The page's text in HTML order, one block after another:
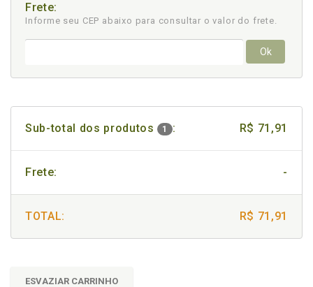
Frete:
Informe seu CEP abaixo para consultar o valor do frete.
Ok
Sub-total dos produtos 1 : R$ 71,91
Frete: -
TOTAL: R$ 71,91
ESVAZIAR CARRINHO